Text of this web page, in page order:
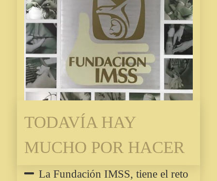
TODAVÍA HAY
MUCHO POR HACER
La Fundación IMSS, tiene el reto